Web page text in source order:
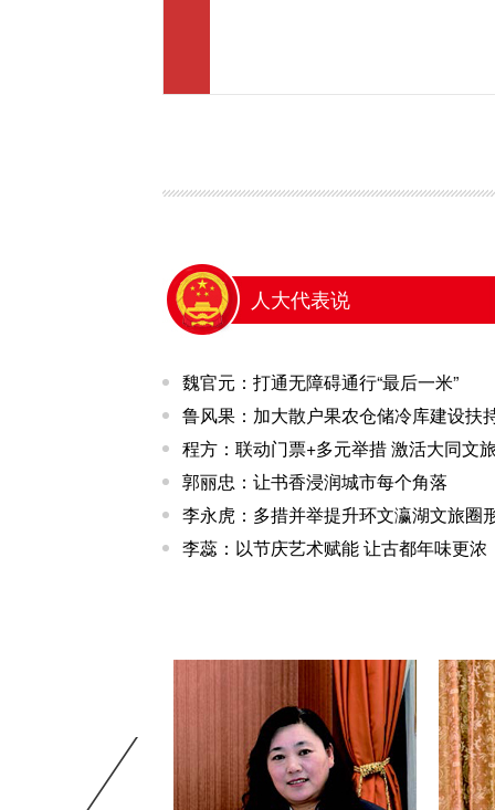
人大代表说
魏官元：打通无障碍通行“最后一米”
鲁风果：加大散户果农仓储冷库建设扶
程方：联动门票+多元举措 激活大同文
郭丽忠：让书香浸润城市每个角落
李永虎：多措并举提升环文瀛湖文旅圈
李蕊：以节庆艺术赋能 让古都年味更浓